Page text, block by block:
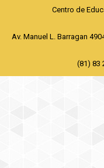
Centro de
Av. Manuel L. Barragan
(81) 83